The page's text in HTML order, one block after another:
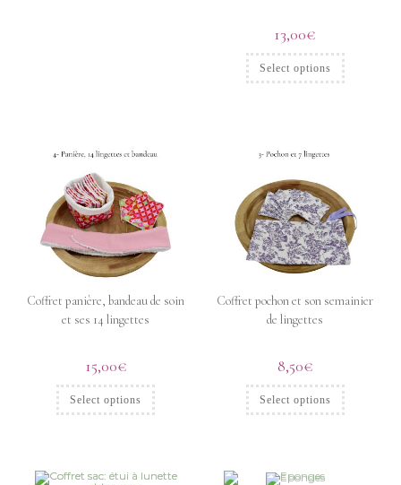
13,00€
Select options
Coffret panière, bandeau de soin
et ses 14 lingettes
15,00€
Select options
Coffret pochon et son semainier
de lingettes
8,50€
Select options